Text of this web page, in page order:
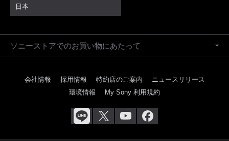
日本
ソニーストアでのお買い物にあたって
会社情報 採用情報 特約店のご案内
ニュースリリース
環境情報
My Sony 利用規約